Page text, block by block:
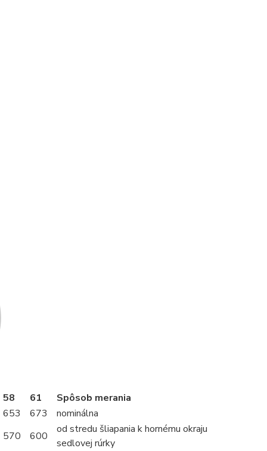
58 61
Spôsob merania
653 673
nominálna
570 600
od stredu šliapania k hornému okraju
sedlovej rúrky